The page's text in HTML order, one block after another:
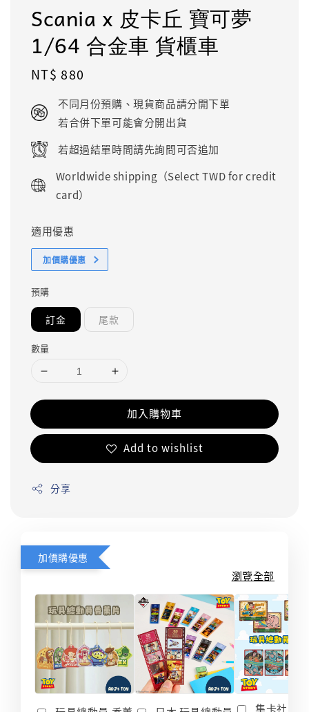
Scania x 皮卡丘 寶可夢
1/64 合金車 貨櫃車
Regular
NT$ 880
不同月份預購、現貨商品請分開下單
若合併下單可能會分開出貨
若超過結單時間請先詢問可否追加
Worldwide shipping（Select TWD for credit
card）
適用優惠
加價購優惠
預購
訂金 尾款
數量
加入購物車
Add to wishlist
分享
加價購優惠
瀏覽全部
集卡社 玩